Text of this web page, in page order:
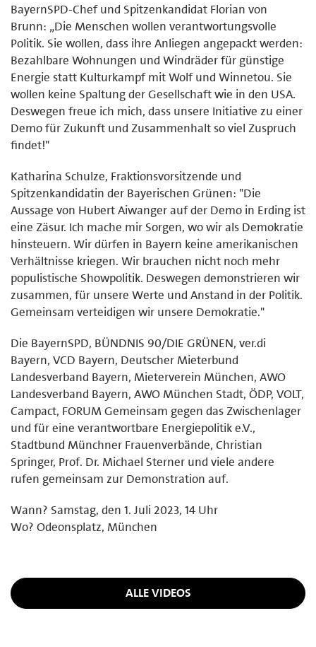
BayernSPD-Chef und Spitzenkandidat Florian von
Brunn: „Die Menschen wollen verantwortungsvolle
Politik. Sie wollen, dass ihre Anliegen angepackt werden:
Bezahlbare Wohnungen und Windräder für günstige
Energie statt Kulturkampf mit Wolf und Winnetou. Sie
wollen keine Spaltung der Gesellschaft wie in den USA.
Deswegen freue ich mich, dass unsere Initiative zu einer
Demo für Zukunft und Zusammenhalt so viel Zuspruch
findet!"
Katharina Schulze, Fraktionsvorsitzende und
Spitzenkandidatin der Bayerischen Grünen: "Die
Aussage von Hubert Aiwanger auf der Demo in Erding ist
eine Zäsur. Ich mache mir Sorgen, wo wir als Demokratie
hinsteuern. Wir dürfen in Bayern keine amerikanischen
Verhältnisse kriegen. Wir brauchen nicht noch mehr
populistische Showpolitik. Deswegen demonstrieren wir
zusammen, für unsere Werte und Anstand in der Politik.
Gemeinsam verteidigen wir unsere Demokratie."
Die BayernSPD, BÜNDNIS 90/DIE GRÜNEN, ver.di
Bayern, VCD Bayern, Deutscher Mieterbund
Landesverband Bayern, Mieterverein München, AWO
Landesverband Bayern, AWO München Stadt, ÖDP, VOLT,
Campact, FORUM Gemeinsam gegen das Zwischenlager
und für eine verantwortbare Energiepolitik e.V.,
Stadtbund Münchner Frauenverbände, Christian
Springer, Prof. Dr. Michael Sterner und viele andere
rufen gemeinsam zur Demonstration auf.
Wann? Samstag, den 1. Juli 2023, 14 Uhr
Wo? Odeonsplatz, München
ALLE VIDEOS